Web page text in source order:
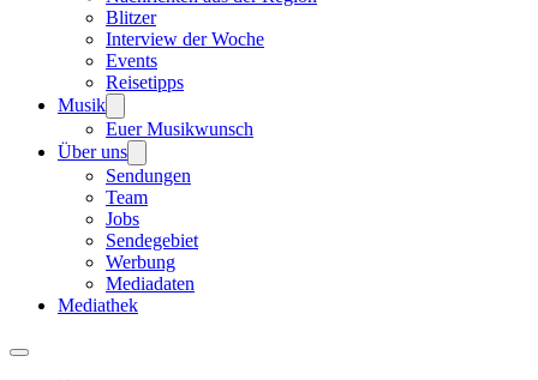
Blitzer
Interview der Woche
Events
Reisetipps
Musik
Euer Musikwunsch
Über uns
Sendungen
Team
Jobs
Sendegebiet
Werbung
Mediadaten
Mediathek